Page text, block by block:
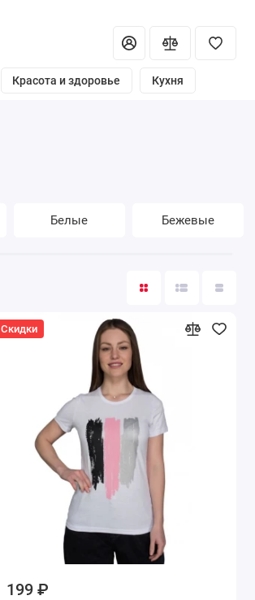
Красота и здоровье Кухня
Белые Бежевые
Скидки
199 ₽